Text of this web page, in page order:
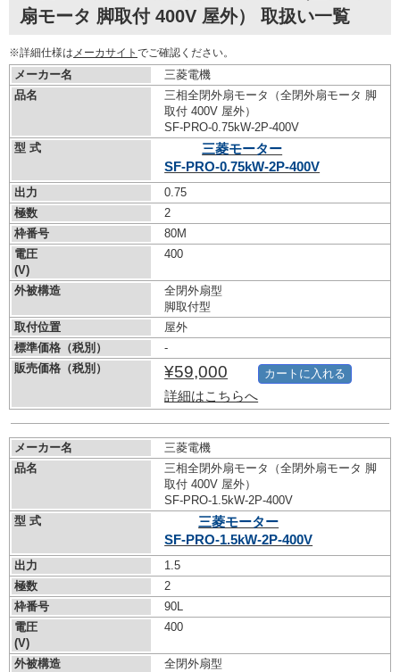
扇モータ 脚取付 400V 屋外） 取扱い一覧
※詳細仕様は メーカサイト でご確認ください。
メーカー名
三菱電機
品名
三相全閉外扇モータ（全閉外扇モータ 脚
取付 400V 屋外）
SF-PRO-0.75kW-2P-400V
型 式
三菱モーター
SF-PRO-0.75kW-2P-400V
出力
0.75
極数
2
枠番号
80M
電圧
(V)
400
外被構造
全閉外扇型
脚取付型
取付位置
屋外
標準価格（税別）
-
販売価格（税別）
¥59,000
詳細はこちらへ
カートに入れる
メーカー名
三菱電機
品名
三相全閉外扇モータ（全閉外扇モータ 脚
取付 400V 屋外）
SF-PRO-1.5kW-2P-400V
型 式
三菱モーター
SF-PRO-1.5kW-2P-400V
出力
1.5
極数
2
枠番号
90L
電圧
(V)
400
外被構造
全閉外扇型